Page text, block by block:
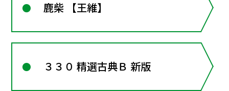
鹿柴 【王維】
３３０ 精選古典Ｂ 新版